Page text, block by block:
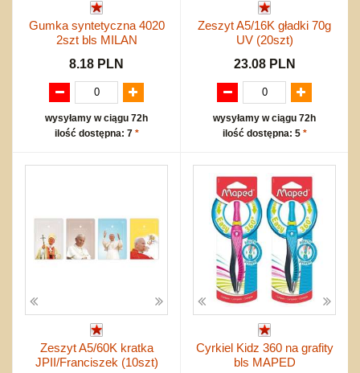
Gumka syntetyczna 4020
2szt bls MILAN
8.18 PLN
wysyłamy w ciągu 72h
ilość dostępna: 7 *
Zeszyt A5/16K gładki 70g
UV (20szt)
23.08 PLN
wysyłamy w ciągu 72h
ilość dostępna: 5 *
Zeszyt A5/60K kratka
JPII/Franciszek (10szt)
Cyrkiel Kidz 360 na grafity
bls MAPED